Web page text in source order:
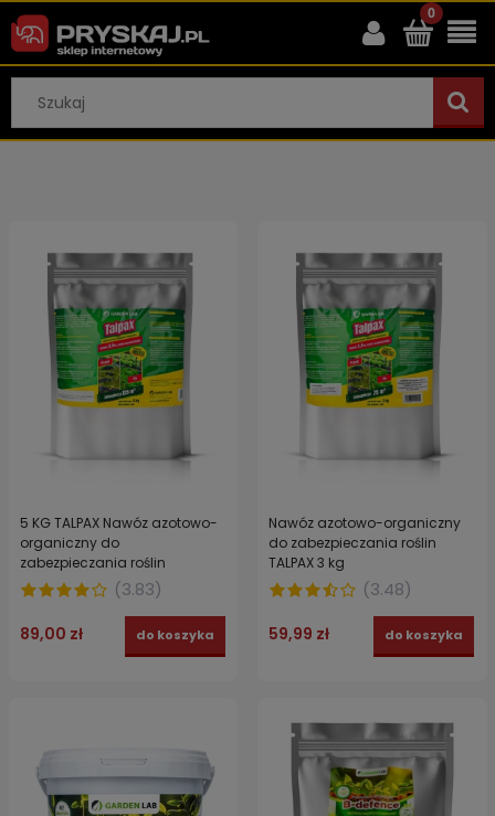
5 KG TALPAX Nawóz azotowo-
organiczny do
zabezpieczania roślin
(3.83)
89,00 zł do koszyka
Nawóz azotowo-organiczny
do zabezpieczania roślin
TALPAX 3 kg
(3.48)
59,99 zł do koszyka